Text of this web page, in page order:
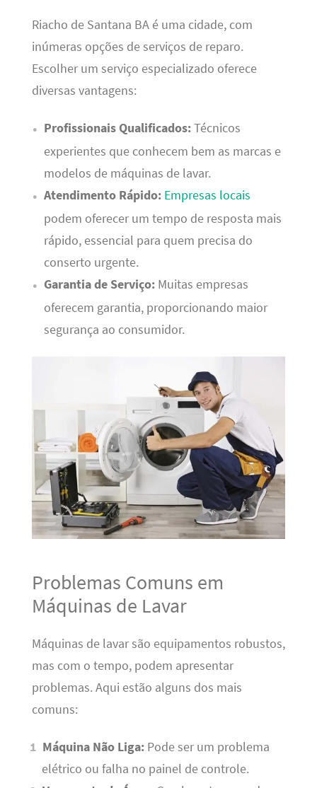
Riacho de Santana BA é uma cidade, com
inúmeras opções de serviços de reparo.
Escolher um serviço especializado oferece
diversas vantagens:
Profissionais Qualificados:Técnicos
experientes que conhecem bem as marcas e
modelos de máquinas de lavar.
Atendimento Rápido: Empresas locais
podem oferecer um tempo de resposta mais
rápido, essencial para quem precisa do
conserto urgente.
Garantia de Serviço:Muitas empresas
oferecem garantia, proporcionando maior
segurança ao consumidor.
Problemas Comuns em
Máquinas de Lavar
Máquinas de lavar são equipamentos robustos,
mas com o tempo, podem apresentar
problemas. Aqui estão alguns dos mais
comuns:
Máquina Não Liga: Pode ser um problema
elétrico ou falha no painel de controle.